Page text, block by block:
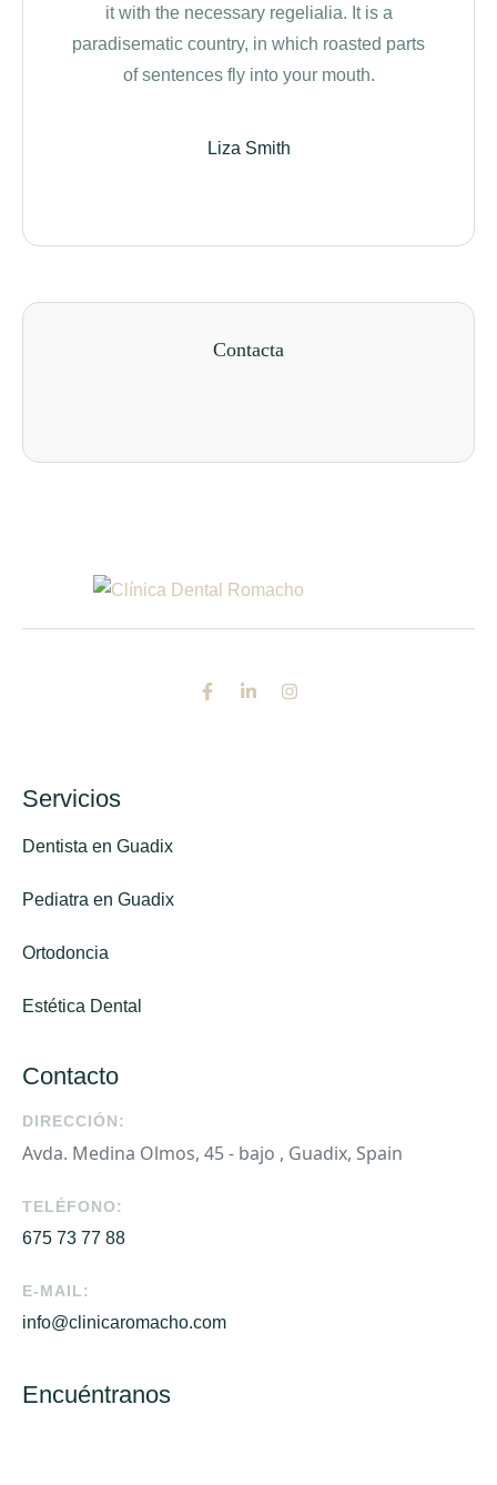
it with the necessary regelialia. It is a
paradisematic country, in which roasted parts
of sentences fly into your mouth.
Liza Smith
Contacta
Servicios
Dentista en Guadix
Pediatra en Guadix
Ortodoncia
Estética Dental
Contacto
DIRECCIÓN:
Avda. Medina Olmos, 45 - bajo , Guadix, Spain
TELÉFONO:
675 73 77 88
E-MAIL:
info@clinicaromacho.com
Encuéntranos